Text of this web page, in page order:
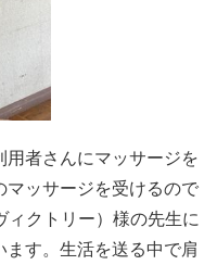
者さんにマッサージを
ッサージを受けるので
クトリー）様の先生に
す。生活を送る中で肩